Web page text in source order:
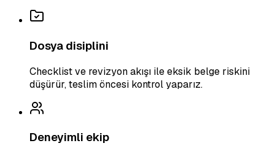
Dosya disiplini
Checklist ve revizyon akışı ile eksik belge riskini
düşürür, teslim öncesi kontrol yaparız.
Deneyimli ekip